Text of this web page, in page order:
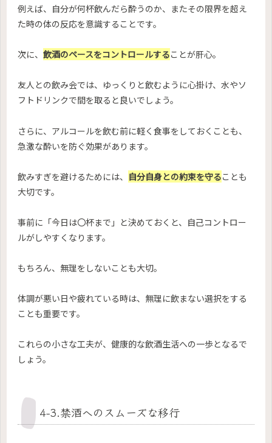
例えば、自分が何杯飲んだら酔うのか、またその限界を超え
た時の体の反応を意識することです。
次に、 飲酒のペースをコントロールすることが肝心。
友人との飲み会では、ゆっくりと飲むように心掛け、水やソ
フトドリンクで間を取ると良いでしょう。
さらに、アルコールを飲む前に軽く食事をしておくことも、
急激な酔いを防ぐ効果があります。
飲みすぎを避けるためには、 自分自身との約束を守ることも
大切です。
事前に「今日は〇杯まで」と決めておくと、自己コントロー
ルがしやすくなります。
もちろん、無理をしないことも大切。
体調が悪い日や疲れている時は、無理に飲まない選択をする
ことも重要です。
これらの小さな工夫が、健康的な飲酒生活への一歩となるで
しょう。
4-3.禁酒へのスムーズな移行